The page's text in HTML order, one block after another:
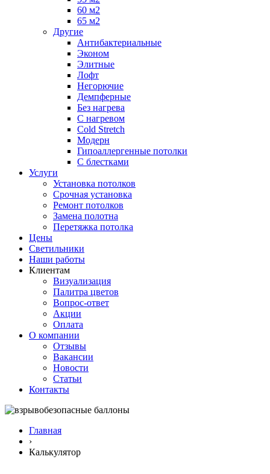
60 м2
65 м2
Другие
Антибактериальные
Эконом
Элитные
Лофт
Негорючие
Демпферные
Без нагрева
С нагревом
Cold Stretch
Модерн
Гипоаллергенные потолки
С блестками
Услуги
Установка потолков
Срочная установка
Ремонт потолков
Замена полотна
Перетяжка потолка
Цены
Светильники
Наши работы
Клиентам
Визуализация
Палитра цветов
Вопрос-ответ
Акции
Оплата
О компании
Отзывы
Вакансии
Новости
Статьи
Контакты
Главная
›
Калькулятор